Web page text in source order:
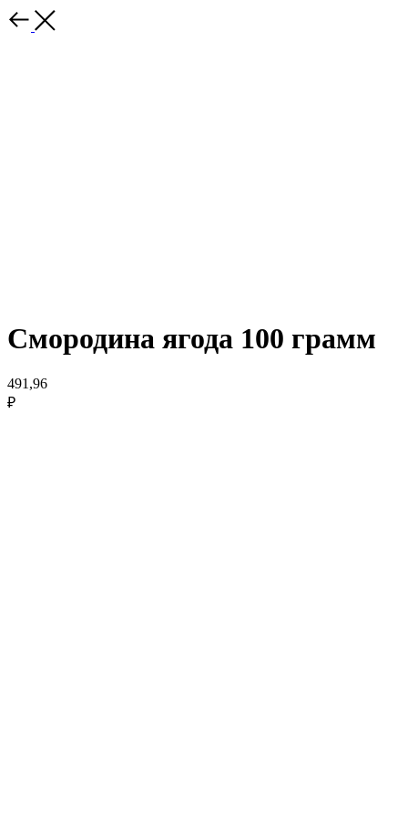
Смородина ягода 100 грамм
491,96
₽